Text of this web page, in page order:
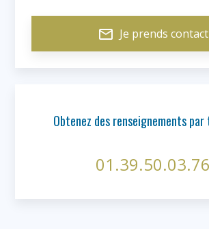
mail_outline Je prends contact
Obtenez des renseignements par
01.39.50.03.76